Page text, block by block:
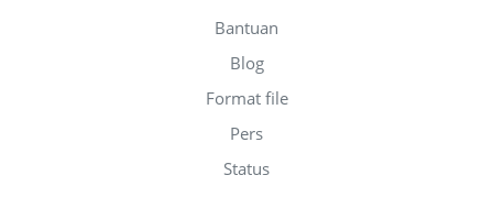
Bantuan
Blog
Format file
Pers
Status